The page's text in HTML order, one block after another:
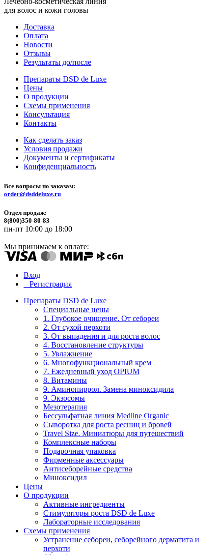
для волос и кожи головы
Доставка
Оплата
Новости
Отзывы
Результаты до/после
Препараты DSD de Luxe
Цены
О продукции
Схемы применения
Консультация
Контакты
Как сделать заказ
Условия продажи
Документы и сертификаты
Конфиденциальность
Все вопросы по заказам:
order@dsddeluxe.ru
Отдел продаж:
8(800)350-80-83
пн-пт 10:00 до 18:00
Мы принимаем к оплате:
Вход
Регистрация
Препараты DSD de Luxe
Специальные цены
1. Глубокое очищение. От себореи
2. От сухой перхоти
3. От выпадения и для роста волос
4. Восстановление структуры
5. Увлажнение
6. Многофункциональный крем
7. Ежедневный уход OPIUM
8. Витамины
9. Аминопиррол. Замена миноксидила
9. Экзосомы
Мезотерапия
Бессульфатная линия Medline Organic
Сыворотка для роста ресниц и бровей
Travel Size. Миниатюры для путешествий
Комплексные наборы
Подарочная упаковка
Фирменные аксессуары
Антисеборейные средства
Миноксидил
Цены
О продукции
Активные ингредиенты
Стимуляторы роста DSD de Luxe
Лабораторные исследования
Схемы применения
Устранение себореи, себорейного дерматита и
перхоти